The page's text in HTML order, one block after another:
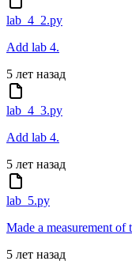
lab_4_2.py
Add lab 4.
5 лет назад
lab_4_3.py
Add lab 4.
5 лет назад
lab_5.py
Made a measurement of
5 лет назад